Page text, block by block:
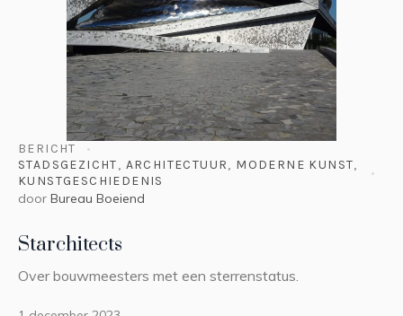
BERICHT
STADSGEZICHT, ARCHITECTUUR, MODERNE KUNST,
KUNSTGESCHIEDENIS
door Bureau Boeiend
Starchitects
Over bouwmeesters met een sterrenstatus.